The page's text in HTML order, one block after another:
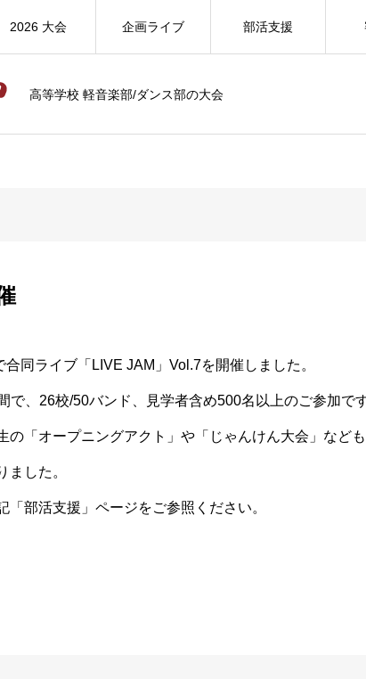
高等学校 軽音楽部/ダンス部の大会
2026 大会 企画ライブ 部活支援
同ライブ「LIVE JAM」Vol.7を開催しました。
で、26校/50バンド、見学者含め500名以上のご参加で
の「オープニングアクト」や「じゃんけん大会」など
ました。
部活支援」ページをご参照ください。